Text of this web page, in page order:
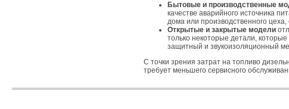
Бытовые и производственные
качестве аварийного источника
дома или производственного
Открытые и закрытые модели
только некоторые детали,
защитный и звукоизоляционный
С точки зрения затрат на топливо
требует меньшего сервисного